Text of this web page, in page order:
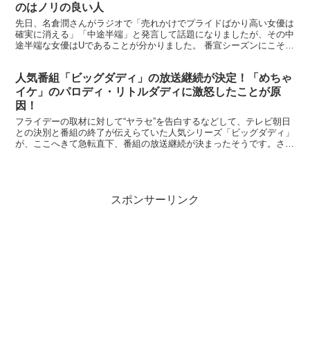
のはノリの良い人
先日、名倉潤さんがラジオで「売れかけでプライドばかり高い女優は
確実に消える」「中途半端」と発言して話題になりましたが、その中
途半端な女優はUであることが分かりました。 番宣シーズンにこそわ
人気番組「ビッグダディ」の放送継続が決定！「めちゃ
イケ」のパロディ・リトルダディに激怒したことが原
因！
フライデーの取材に対して“ヤラセ”を告白するなどして、テレビ朝日
との決別と番組の終了が伝えらていた人気シリーズ「ビッグダディ」
が、ここへきて急転直下、番組の放送継続が決まったそうです。さっ
スポンサーリンク